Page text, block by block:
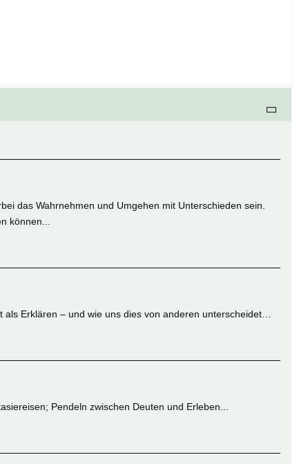
das Wahrnehmen und Umgehen mit Unterschieden sein.
können...
als Erklären – und wie uns dies von anderen unterscheidet…
Pendeln zwischen Deuten und Erleben...